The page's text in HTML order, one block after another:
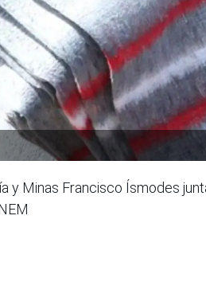
y Minas Francisco Ísmodes